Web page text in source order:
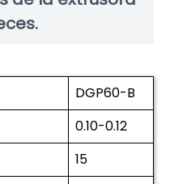
DGP60-B
0.10-0.12
15